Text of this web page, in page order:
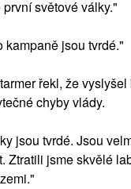
světové války."
kampaně jsou tvrdé."
řekl, že
chyby vlády.
jsou tvrdé. Jsou
Ztratili jsme skvělé